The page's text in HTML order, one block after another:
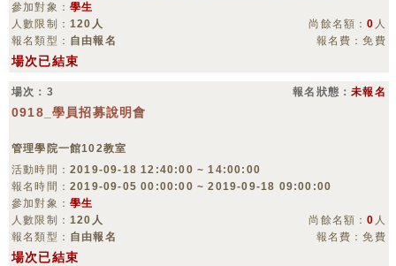
參加對象： 學生
人數限制： 120人 尚餘名額：0 人
報名類型： 自由報名 報名費：免費
場次已結束
場次：3 報名狀態：未報名
0918_學員招募說明會
管理學院一館102教室
活動時間： 2019-09-18 12:40:00 ~ 14:00:00
報名時間： 2019-09-05 00:00:00 ~ 2019-09-18 09:00:00
參加對象： 學生
人數限制： 120人 尚餘名額：0 人
報名類型： 自由報名 報名費：免費
場次已結束